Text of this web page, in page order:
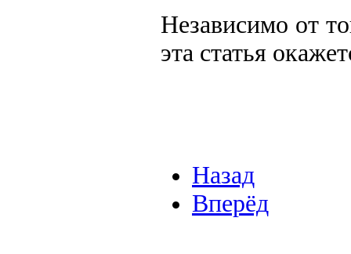
Независимо от
эта статья
Назад
Вперёд